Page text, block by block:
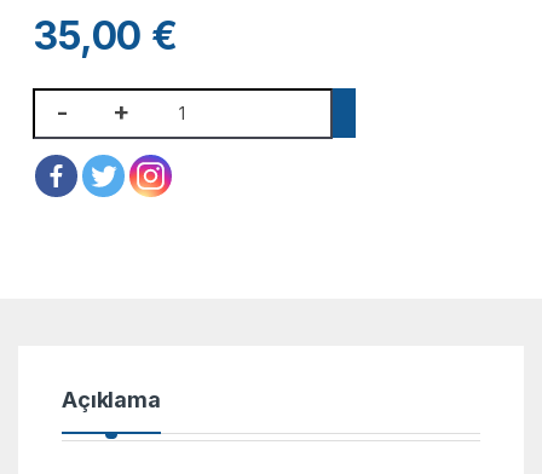
35,00 €
- +
Açıklama